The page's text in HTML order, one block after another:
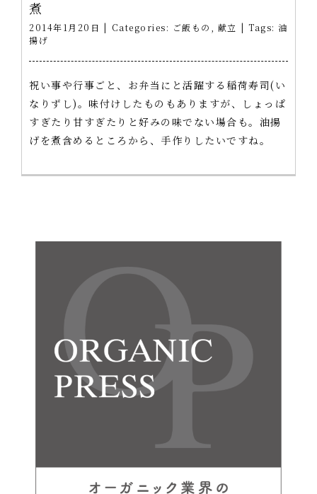
煮
2014年1月20日 | Categories: ご飯もの 献立 | Tags: 油
揚げ
祝い事や行事ごと、お弁当にと活躍する稲荷寿司(い
なりずし)。味付けしたものもありますが、しょっぱ
すぎたり甘すぎたりと好みの味でない場合も。油揚
げを煮含めるところから、手作りしたいですね。